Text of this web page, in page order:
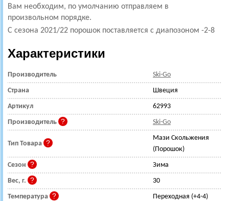
Вам необходим, по умолчанию отправляем в
произвольном порядке.
С сезона 2021/22 порошок поставляется с диапозоном -2-8
Характеристики
Производитель Ski-Go
Страна Швеция
Артикул 62993
Производитель Ski-Go
Тип Товара
Мази Скольжения
(Порошок)
Сезон Зима
Вес, г. 30
Температура Переходная (+4-4)